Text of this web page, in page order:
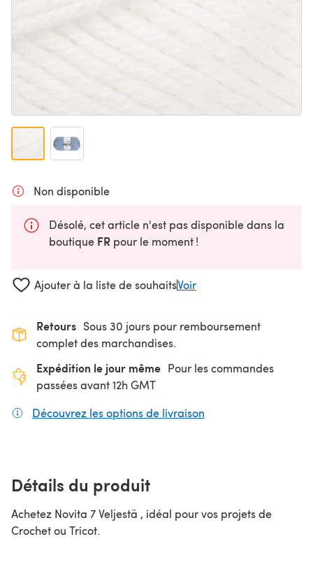
Non disponible
Désolé, cet article n'est pas disponible dans la
boutique FR pour le moment !
Ajouter à la liste de souhaitsVoir
Retours Sous 30 jours pour remboursement
complet des marchandises.
Expédition le jour même Pour les commandes
passées avant 12h GMT
Découvrez les options de livraison
Détails du produit
Achetez Novita 7 Veljestä , idéal pour vos projets de
Crochet ou Tricot.